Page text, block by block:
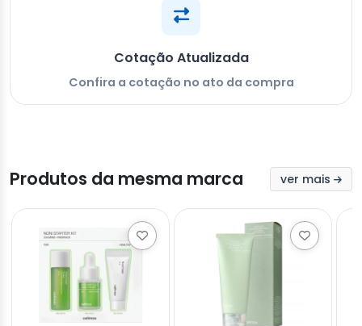
Cotação Atualizada
Confira a cotação no ato da compra
Produtos da mesma marca ver mais